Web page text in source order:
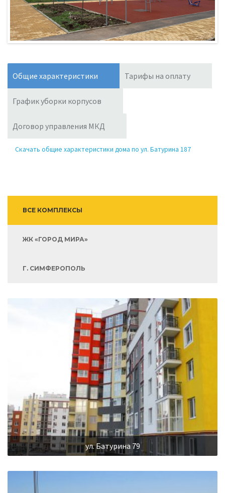
Общие характеристики Тарифы на оплату
График уборки корпусов
Договор управления МКД
Скачать общие характеристики дома по ул. Батурина 187
ВСЕ КОМПЛЕКСЫ
ЖК «ГОРОД МИРА»
Г. СИМФЕРОПОЛЬ
ул. Батурина 79